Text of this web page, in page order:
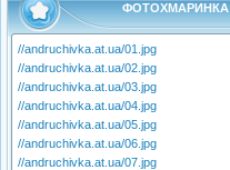
ФОТОХМАРИНКА
//andruchivka.at.ua/01.jpg
//andruchivka.at.ua/02.jpg
//andruchivka.at.ua/03.jpg
//andruchivka.at.ua/04.jpg
//andruchivka.at.ua/05.jpg
//andruchivka.at.ua/06.jpg
//andruchivka.at.ua/07.jpg